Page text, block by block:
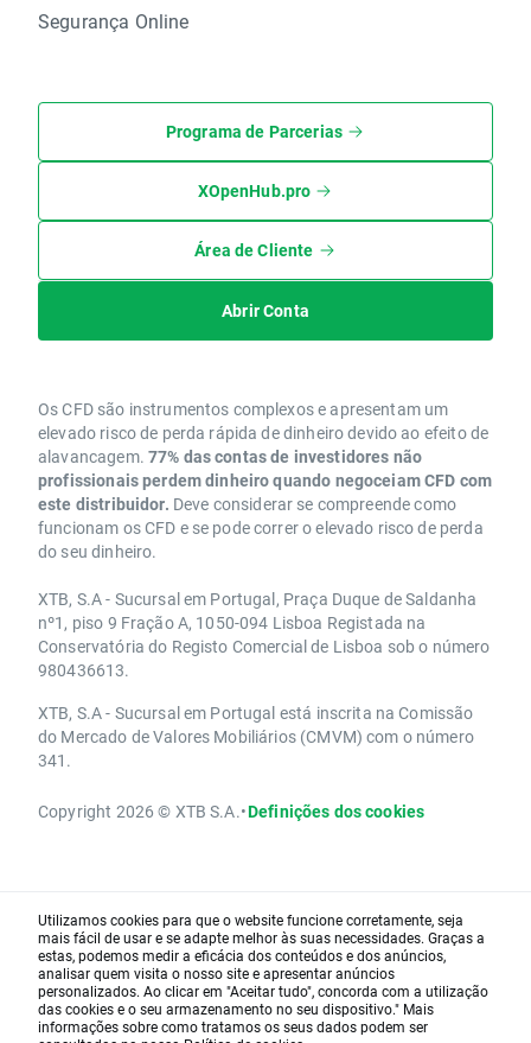
Segurança Online
Programa de Parcerias
XOpenHub.pro
Área de Cliente
Abrir Conta
Os CFD são instrumentos complexos e apresentam um
elevado risco de perda rápida de dinheiro devido ao efeito de
alavancagem. 77% das contas de investidores não
profissionais perdem dinheiro quando negoceiam CFD com
este distribuidor. Deve considerar se compreende como
funcionam os CFD e se pode correr o elevado risco de perda
do seu dinheiro.
XTB, S.A - Sucursal em Portugal, Praça Duque de Saldanha
nº1, piso 9 Fração A, 1050-094 Lisboa Registada na
Conservatória do Registo Comercial de Lisboa sob o número
980436613.
XTB, S.A - Sucursal em Portugal está inscrita na Comissão
do Mercado de Valores Mobiliários (CMVM) com o número
341.
Copyright 2026 © XTB S.A.•Definições dos cookies
Utilizamos cookies para que o website funcione corretamente, seja
mais fácil de usar e se adapte melhor às suas necessidades. Graças a
estas, podemos medir a eficácia dos conteúdos e dos anúncios,
analisar quem visita o nosso site e apresentar anúncios
personalizados. Ao clicar em "Aceitar tudo", concorda com a utilização
das cookies e o seu armazenamento no seu dispositivo." Mais
informações sobre como tratamos os seus dados podem ser